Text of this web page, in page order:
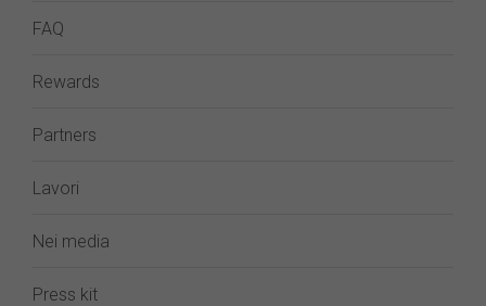
FAQ
Rewards
Partners
Lavori
Nei media
Press kit